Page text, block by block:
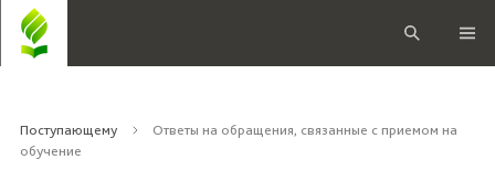
Поступающему
Ответы на обращения, связанные с приемом на
обучение